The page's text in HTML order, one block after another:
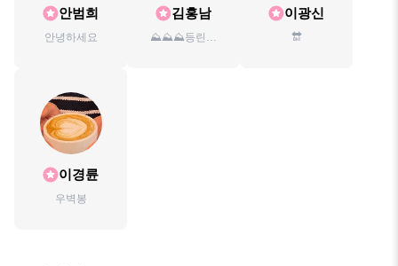
안범희
안녕하세요
김홍남
⛰️⛰️⛰️등린이
이광신
🔛
이경륜
우벽봉